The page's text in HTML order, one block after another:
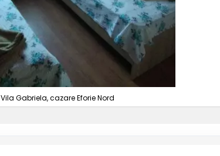
Vila Gabriela, cazare Eforie Nord